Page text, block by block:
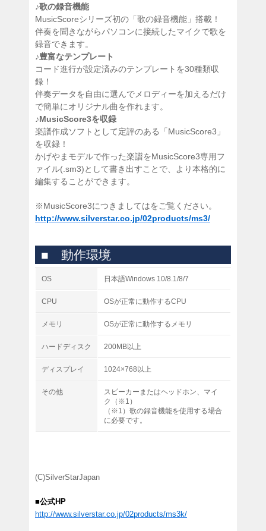
♪歌の録音機能
MusicScoreシリーズ初の「歌の録音機能」搭載！
伴奏を聞きながらパソコンに接続したマイクで歌を
録音できます。
♪豊富なテンプレート
コード進行が設定済みのテンプレートを30種類収
録！
伴奏データを自由に選んでメロディーを加えるだけ
で簡単にオリジナル曲を作れます。
♪MusicScore3を収録
楽譜作成ソフトとして定評のある「MusicScore3」
を収録！
かげやまモデルで作った楽譜をMusicScore3専用フ
ァイル(.sm3)として書き出すことで、より本格的に
編集することができます。
※MusicScore3につきましてはをご覧ください。
http://www.silverstar.co.jp/02products/ms3/
■ 動作環境
OS 日本語Windows 10/8.1/8/7
CPU OSが正常に動作するCPU
メモリ OSが正常に動作するメモリ
ハードディスク 200MB以上
ディスプレイ 1024×768以上
その他
スピーカーまたはヘッドホン、マイ
ク（※1）
（※1）歌の録音機能を使用する場合
に必要です。
(C)SilverStarJapan
■公式HP
http://www.silverstar.co.jp/02products/ms3k/